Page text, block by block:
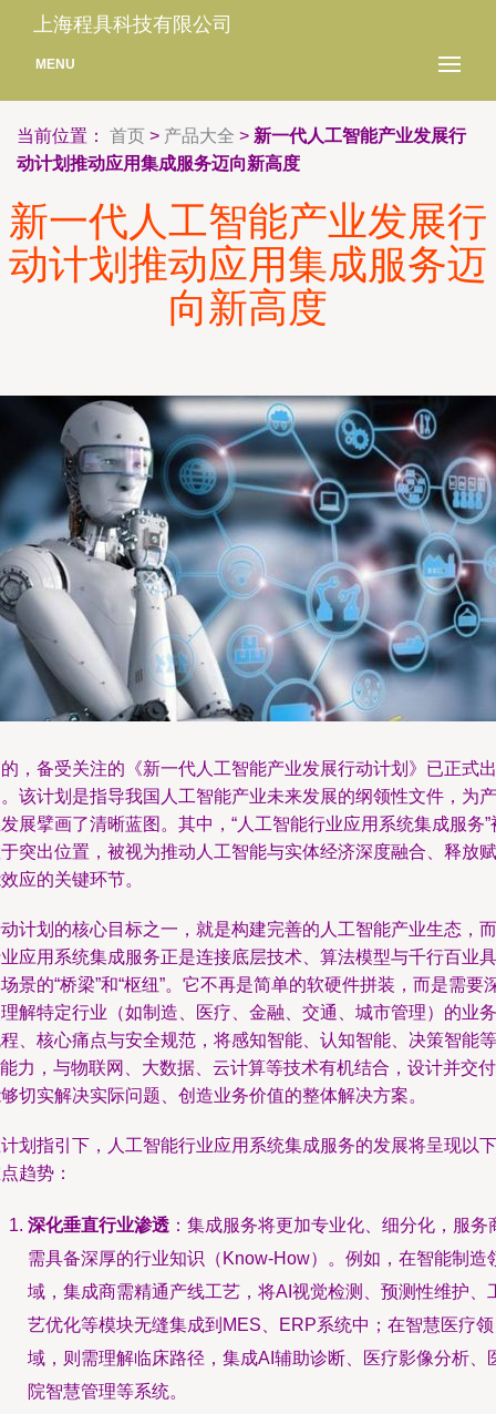
上海程具科技有限公司
MENU
当前位置： 首页 > 产品大全 > 新一代人工智能产业发展行
动计划推动应用集成服务迈向新高度
新一代人工智能产业发展行
动计划推动应用集成服务迈
向新高度
，备受关注的《新一代人工智能产业发展行动计划》已正式出
该计划是指导我国人工智能产业未来发展的纲领性文件，为产
展擘画了清晰蓝图。其中，“人工智能行业应用系统集成服务”
突出位置，被视为推动人工智能与实体经济深度融合、释放赋
应的关键环节。
计划的核心目标之一，就是构建完善的人工智能产业生态，而
应用系统集成服务正是连接底层技术、算法模型与千行百业具
景的“桥梁”和“枢纽”。它不再是简单的软硬件拼装，而是需要
解特定行业（如制造、医疗、金融、交通、城市管理）的业务
、核心痛点与安全规范，将感知智能、认知智能、决策智能等
力，与物联网、大数据、云计算等技术有机结合，设计并交付
切实解决实际问题、创造业务价值的整体解决方案。
划指引下，人工智能行业应用系统集成服务的发展将呈现以下
趋势：
深化垂直行业渗透 ：集成服务将更加专业化、细分化，服务
需具备深厚的行业知识（Know-How）。例如，在智能制造
域，集成商需精通产线工艺，将AI视觉检测、预测性维护、
艺优化等模块无缝集成到MES、ERP系统中；在智慧医疗领
域，则需理解临床路径，集成AI辅助诊断、医疗影像分析、
院智慧管理等系统。